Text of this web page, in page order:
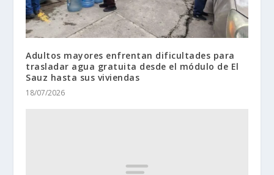
Adultos mayores enfrentan dificultades para
trasladar agua gratuita desde el módulo de El
Sauz hasta sus viviendas
18/07/2026